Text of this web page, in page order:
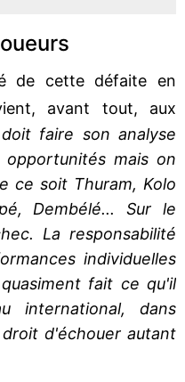
de cette défaite en
avant tout, aux
faire son analyse
mais on
ce soit Thuram, Kolo
Dembélé... Sur le
La responsabilité
individuelles
fait ce qu'il
international, dans
d'échouer autant